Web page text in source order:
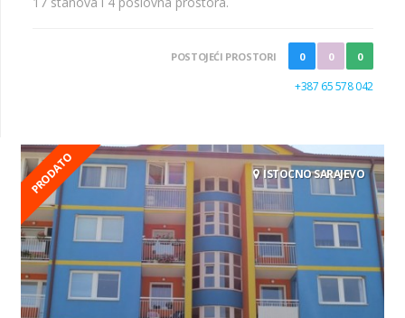
POSTOJEĆI PROSTORI 0 0 0
+387 65 578 042
PRODATO ISTOCNO SARAJEVO